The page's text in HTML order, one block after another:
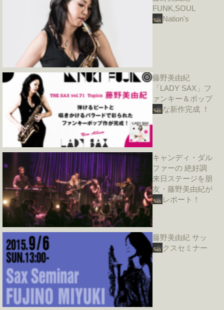
FUNK,SOUL
Nation's
藤野美由紀
「LADY SAX」フ
ァンキー＆ポップ
な新作完成 ！
キャンディ・ダル
ファーの 絶好調
来日ステージを朋
友・藤野美由紀が
レポート！
藤野美由紀 サッ
クスセミナー